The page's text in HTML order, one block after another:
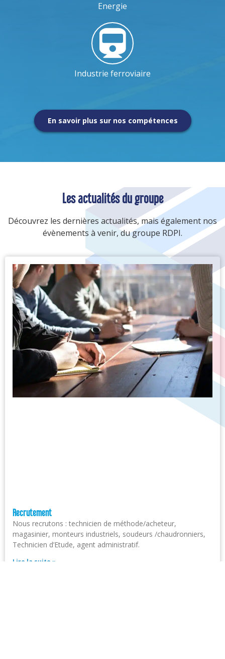
Energie
Industrie ferroviaire
En savoir plus sur nos compétences
Les actualités du groupe
Découvrez les dernières actualités, mais également nos
évènements à venir, du groupe RDPI.
Recrutement
Nous recrutons : technicien de méthode/acheteur,
magasinier, monteurs industriels, soudeurs /chaudronniers,
Technicien d’Etude, agent administratif.
Lire la suite »